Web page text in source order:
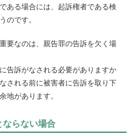
ある場合には、起訴権者である検
のです。
要なのは、親告罪の告訴を欠く場
告訴がなされる必要がありますか
される前に被害者に告訴を取り下
地があります。
らない場合